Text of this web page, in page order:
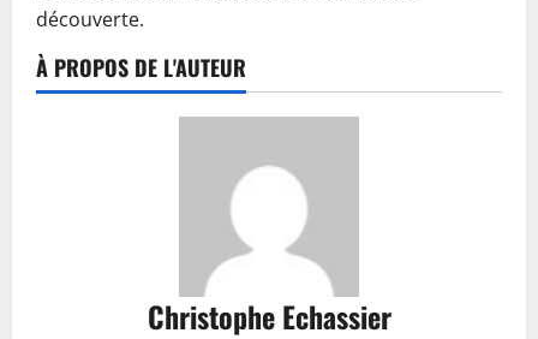
découverte.
À PROPOS DE L'AUTEUR
Christophe Echassier